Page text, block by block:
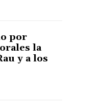
por
la
y a los